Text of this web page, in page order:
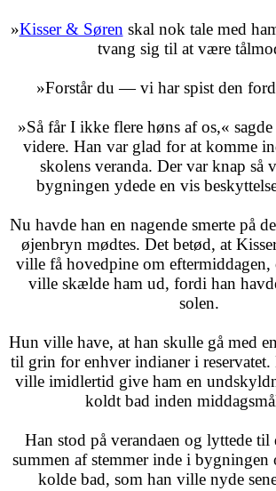
»Kisser & Søren skal nok tale med
tvang sig til at være
»Forstår du — vi har spist den
»Så får I ikke flere høns af os,«
videre. Han var glad for at komme
skolens veranda. Der var knap så
bygningen ydede en vis
Nu havde han en nagende smerte på
øjenbryn mødtes. Det betød, at
ville få hovedpine om eftermiddagen,
ville skælde ham ud, fordi han
solen.
Hun ville have, at han skulle gå med
til grin for enhver indianer i
ville imidlertid give ham en
koldt bad inden
Han stod på verandaen og lyttede til
summen af stemmer inde i
kolde bad, som han ville nyde